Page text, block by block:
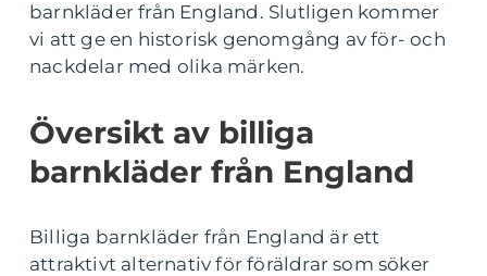
barnkläder från England. Slutligen kommer
vi att ge en historisk genomgång av för- och
nackdelar med olika märken.
Översikt av billiga
barnkläder från England
Billiga barnkläder från England är ett
attraktivt alternativ för föräldrar som söker